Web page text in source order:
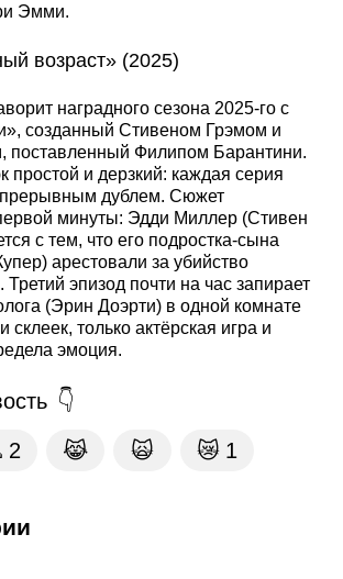
Эмми.
возраст» (2025)
наградного сезона 2025-го с
созданный Стивеном Грэмом и
поставленный Филипом Барантини.
простой и дерзкий: каждая серия
дублем. Сюжет
минуты: Эдди Миллер (Стивен
с тем, что его подростка-сынa
арестовали за убийство
эпизод почти на час запирает
(Эрин Доэрти) в одной комнате
склеек, только актёрская игра и
эмоция.
2 😹 🙀 😿 1